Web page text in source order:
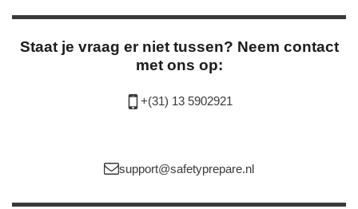
Staat je vraag er niet tussen? Neem contact
met ons op:
+(31) 13 5902921
support@safetyprepare.nl